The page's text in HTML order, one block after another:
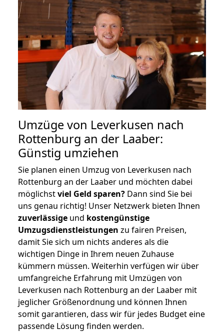
Umzüge von Leverkusen nach
Rottenburg an der Laaber:
Günstig umziehen
Sie planen einen Umzug von Leverkusen nach
Rottenburg an der Laaber und möchten dabei
möglichstviel Geld sparen? Dann sind Sie bei
uns genau richtig! Unser Netzwerk bieten Ihnen
zuverlässige und kostengünstige
Umzugsdienstleistungen zu fairen Preisen,
damit Sie sich um nichts anderes als die
wichtigen Dinge in Ihrem neuen Zuhause
kümmern müssen. Weiterhin verfügen wir über
umfangreiche Erfahrung mit Umzügen von
Leverkusen nach Rottenburg an der Laaber mit
jeglicher Größenordnung und können Ihnen
somit garantieren, dass wir für jedes Budget eine
passende Lösung finden werden.